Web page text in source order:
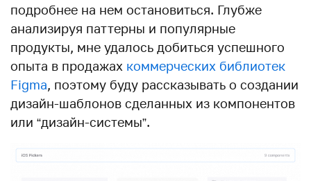
подробнее на нем остановиться. Глубже
анализируя паттерны и популярные
продукты, мне удалось добиться успешного
опыта в продажах коммерческих библиотек
Figma, поэтому буду рассказывать о создании
дизайн-шаблонов сделанных из компонентов
или “дизайн-системы”.